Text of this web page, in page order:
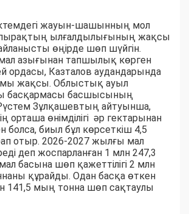
жауын-шашынның мол
ылғалдылығының жақсы
өңірде шөп шүйгін.
азығынан тапшылық көрген
ордасы, Казталов аудандарында
жақсы. Облыстық ауыл
басқармасы басшысының
Зұлқашевтың айтуынша,
орташа өнімділігі әр гектарынан
болса, биыл бұл көрсеткіш 4,5
отыр. 2026-2027 жылғы мал
деп жоспарланған 1 млн 247,3
басына шөп қажеттілігі 2 млн
құрайды. Одан басқа өткен
141,5 мың тонна шөп сақтаулы